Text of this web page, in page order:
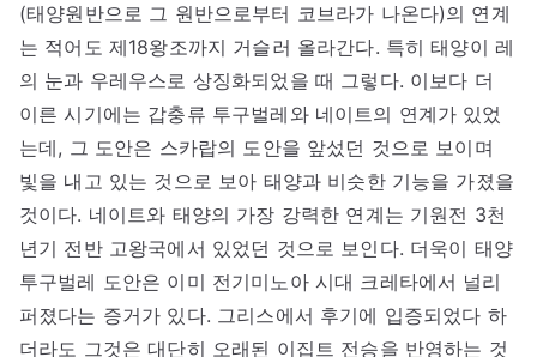
(태양원반으로 그 원반으로부터 코브라가 나온다)의 연계
는 적어도 제18왕조까지 거슬러 올라간다. 특히 태양이 레
의 눈과 우레우스로 상징화되었을 때 그렇다. 이보다 더
이른 시기에는 갑충류 투구벌레와 네이트의 연계가 있었
는데, 그 도안은 스카랍의 도안을 앞섰던 것으로 보이며
빛을 내고 있는 것으로 보아 태양과 비슷한 기능을 가졌을
것이다. 네이트와 태양의 가장 강력한 연계는 기원전 3천
년기 전반 고왕국에서 있었던 것으로 보인다. 더욱이 태양
투구벌레 도안은 이미 전기미노아 시대 크레타에서 널리
퍼졌다는 증거가 있다. 그리스에서 후기에 입증되었다 하
더라도 그것은 대단히 오래된 이집트 전승을 반영하는 것